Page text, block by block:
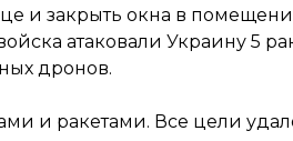
и закрыть окна в
атаковали Украину 5
дронов.
и ракетами. Все цели